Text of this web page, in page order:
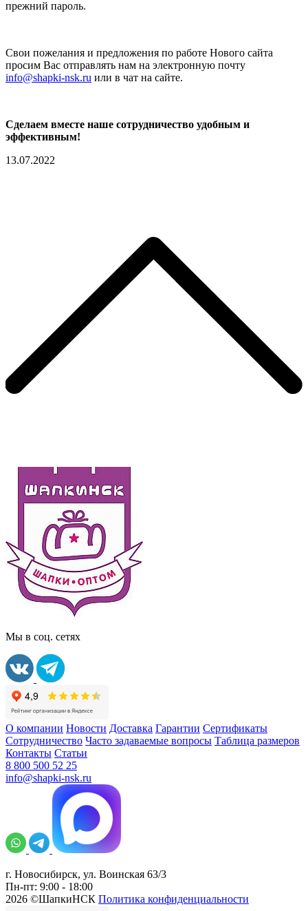
прежний пароль.
Свои пожелания и предложения по работе Нового сайта
просим Вас отправлять нам на электронную почту
info@shapki-nsk.ru или в чат на сайте.
Сделаем вместе наше сотрудничество удобным и
эффективным!
13.07.2022
Мы в соц. сетях
О компании Новости Доставка Гарантии Сертификаты
Сотрудничество Часто задаваемые вопросы Таблица размеров
Контакты Статьи
8 800 500 52 25
info@shapki-nsk.ru
г. Новосибирск, ул. Воинская 63/3
Пн-пт: 9:00 - 18:00
2026 ©ШапкиНСК Политика конфиденциальности